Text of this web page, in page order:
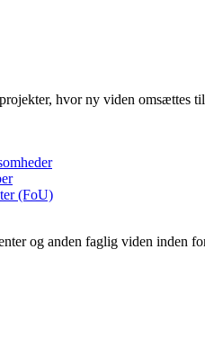
hvor ny viden omsættes
(FoU)
og anden faglig viden inden